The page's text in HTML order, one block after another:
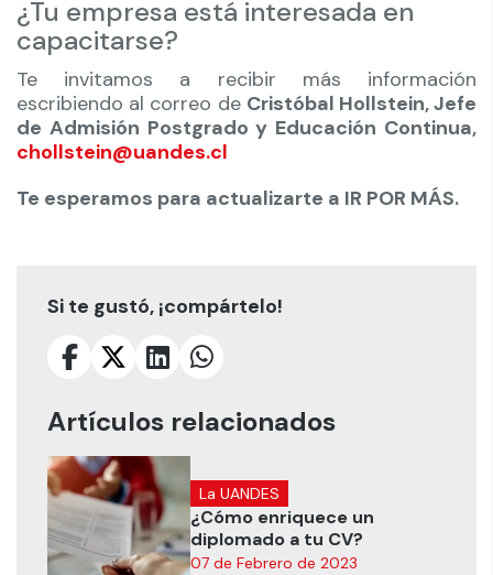
¿Tu empresa está interesada en
capacitarse?
Te invitamos a recibir más información
escribiendo al correo de Cristóbal Hollstein, Jefe
de Admisión Postgrado y Educación Continua,
chollstein@uandes.cl
Te esperamos para actualizarte a IR POR MÁS.
Si te gustó, ¡compártelo!
Artículos relacionados
La UANDES
¿Cómo enriquece un
diplomado a tu CV?
07 de Febrero de 2023